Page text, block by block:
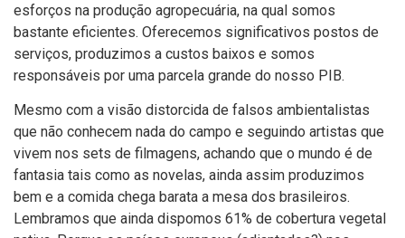
esforços na produção agropecuária, na qual somos
bastante eficientes. Oferecemos significativos postos de
serviços, produzimos a custos baixos e somos
responsáveis por uma parcela grande do nosso PIB.
Mesmo com a visão distorcida de falsos ambientalistas
que não conhecem nada do campo e seguindo artistas que
vivem nos sets de filmagens, achando que o mundo é de
fantasia tais como as novelas, ainda assim produzimos
bem e a comida chega barata a mesa dos brasileiros.
Lembramos que ainda dispomos 61% de cobertura vegetal